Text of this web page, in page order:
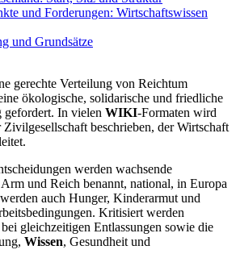
und Forderungen: Wirtschaftswissen
und Grundsätze
gerechte Verteilung von Reichtum
ökologische, solidarische und friedliche
gefordert. In vielen WIKI-Formaten wird
Zivilgesellschaft beschrieben, der Wirtschaft
werden wachsende
und Reich benannt, national, in Europa
auch Hunger, Kinderarmut und
Kritisiert werden
gleichzeitigen Entlassungen sowie die
Wissen, Gesundheit und